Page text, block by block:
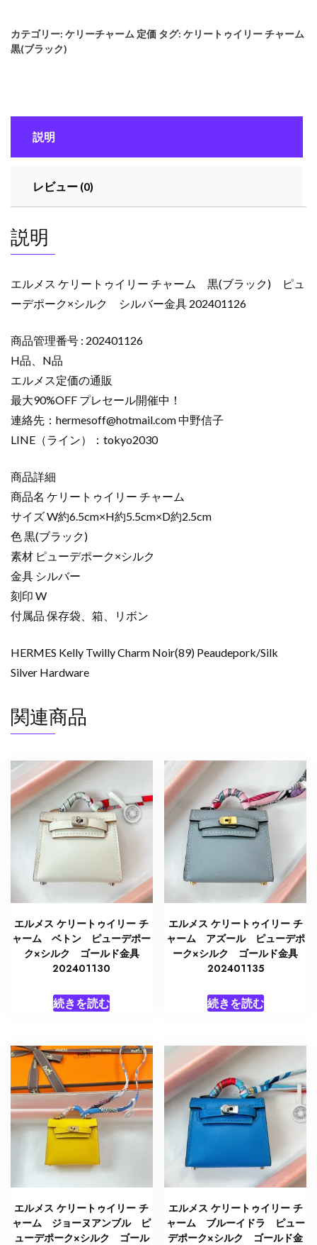
カテゴリー: ケリーチャーム 定価 タグ: ケリートゥイリー チャーム
黒(ブラック)
説明
レビュー (0)
説明
エルメス ケリートゥイリー チャーム 黒(ブラック) ピュ
ーデポーク×シルク シルバー金具 202401126
商品管理番号 : 202401126
H品、N品
エルメス定価の通販
最大90%OFF プレセール開催中！
連絡先： hermesoff@hotmail.com中野信子
LINE（ライン）：tokyo2030
商品詳細
商品名 ケリートゥイリー チャーム
サイズ W約6.5cm×H約5.5cm×D約2.5cm
色 黒(ブラック)
素材 ピューデポーク×シルク
金具 シルバー
刻印 W
付属品 保存袋、箱、リボン
HERMES Kelly Twilly Charm Noir(89) Peaudepork/Silk
Silver Hardware
関連商品
エルメス ケリートゥイリー チ
ャーム ベトン ピューデポー
ク×シルク ゴールド金具
202401130
続きを読む
エルメス ケリートゥイリー チ
ャーム アズール ピューデポ
ーク×シルク ゴールド金具
202401135
続きを読む
エルメス ケリートゥイリー チ
ャーム ジョーヌアンブル ピ
ューデポーク×シルク ゴール
エルメス ケリートゥイリー チ
ャーム ブルーイドラ ピュー
デポーク×シルク ゴールド金